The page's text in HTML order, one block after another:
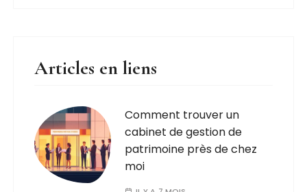
Articles en liens
Comment trouver un
cabinet de gestion de
patrimoine près de chez
moi